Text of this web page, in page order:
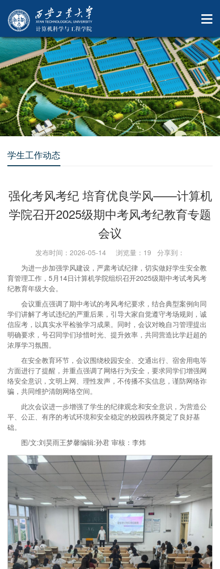
学生工作动态
强化考风考纪 培育优良学风——计算机
学院召开2025级期中考风考纪教育专题
会议
发布时间：2026-05-14 浏览量： 19 分享到：
为进一步加强学风建设，严肃考试纪律，切实做好学生安全教
育管理工作，5月14日计算机学院组织召开2025级期中考试考风考
纪教育年级大会。
会议重点强调了期中考试的考风考纪要求，结合典型案例向同
学们讲解了考试违纪的严重后果，引导大家自觉遵守考场规则，诚
信应考，以真实水平检验学习成果。同时，会议对晚自习管理提出
明确要求，号召同学们珍惜时光、提升效率，共同营造比学赶超的
浓厚学习氛围。
在安全教育环节，会议围绕校园安全、交通出行、宿舍用电等
方面进行了提醒，并重点强调了网络行为安全，要求同学们增强网
络安全意识，文明上网、理性发声，不传播不实信息，谨防网络诈
骗，共同维护清朗网络空间。
此次会议进一步增强了学生的纪律观念和安全意识，为营造公
平、公正、有序的考试环境和安全稳定的校园秩序奠定了良好基
础。
图/文:刘昊雨王梦馨编辑:孙君 审核：李炜